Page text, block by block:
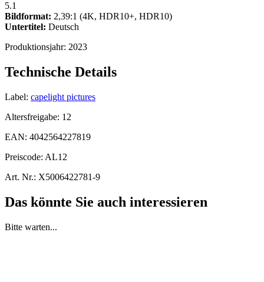
5.1
Bildformat: 2,39:1 (4K, HDR10+, HDR10)
Untertitel: Deutsch
Produktionsjahr: 2023
Technische Details
Label: capelight pictures
Altersfreigabe: 12
EAN: 4042564227819
Preiscode: AL12
Art. Nr.: X5006422781-9
Das könnte Sie auch interessieren
Bitte warten...